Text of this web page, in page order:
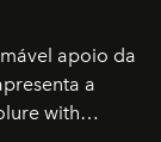
apoio da
a
with